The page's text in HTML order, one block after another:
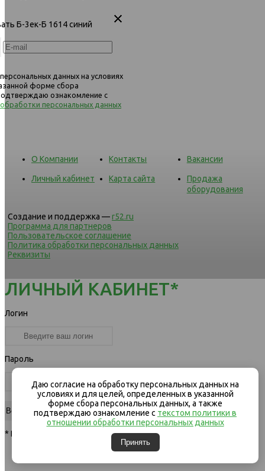
Б-3ек-Б 1614 синий
данных на условиях
форме сбора
ознакомление с
персональных данных
О Компании Контакты Вакансии
Личный кабинет Карта сайта
Продажа
оборудования
Создание и поддержка —r52.ru
Программа для партнеров
Пользовательское соглашение
Политика обработки персональных данных
Реквизиты
ЛИЧНЫЙ КАБИНЕТ*
Логин
Пароль
* Вход для клиентов компании
Даю согласие на обработку персональных данных на
условиях и для целей, определенных в указанной
форме сбора персональных данных, а также
подтверждаю ознакомление с текстом политики в
отношении обработки персональных данных
Принять